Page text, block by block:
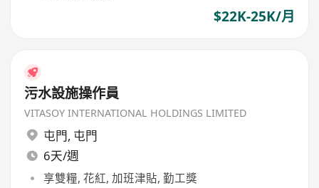
$22K-25K/月
污水設施操作員
VITASOY INTERNATIONAL HOLDINGS LIMITED
屯門, 屯門
6天/週
享雙糧, 花紅, 加班津貼, 勤工獎